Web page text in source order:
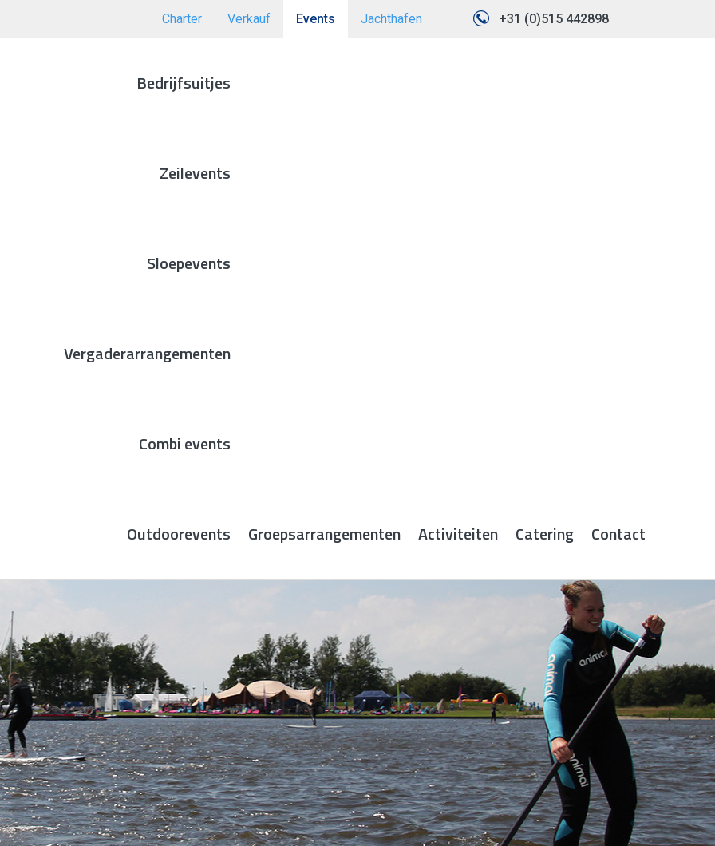
+31 (0)515 442898
Charter Verkauf Events Jachthafen
Bedrijfsuitjes
Zeilevents
Sloepevents
Vergaderarrangementen
Combi events
Outdoorevents Groepsarrangementen Activiteiten Catering Contact